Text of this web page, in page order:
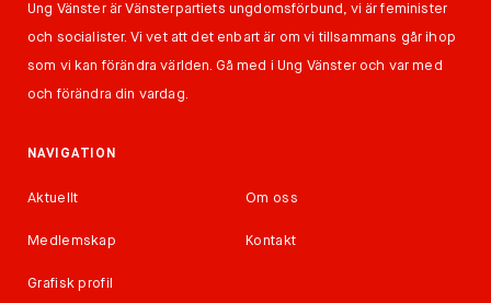
Ung Vänster är Vänsterpartiets ungdomsförbund, vi är feminister
och socialister. Vi vet att det enbart är om vi tillsammans går ihop
som vi kan förändra världen. Gå med i Ung Vänster och var med
och förändra din vardag.
NAVIGATION
Aktuellt Om oss
Medlemskap Kontakt
Grafisk profil